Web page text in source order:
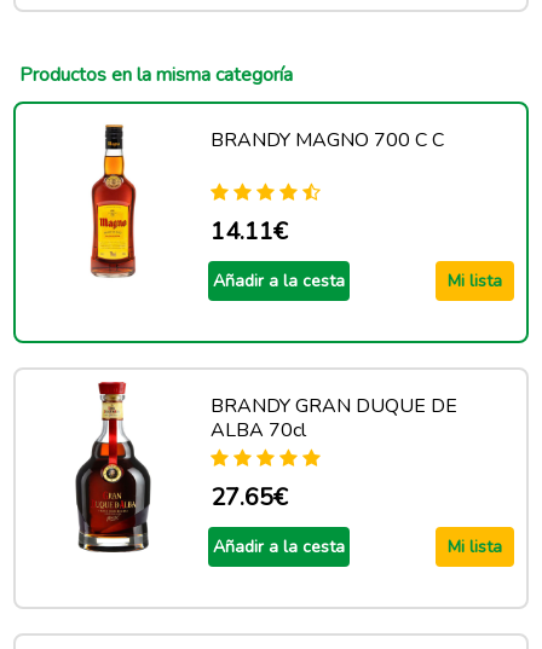
Productos en la misma categoría
BRANDY MAGNO 700 C C
14.11€
Añadir a la cesta Mi lista
BRANDY GRAN DUQUE DE
ALBA 70cl
27.65€
Añadir a la cesta Mi lista